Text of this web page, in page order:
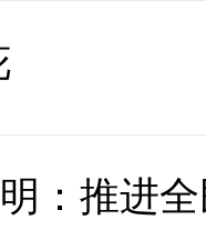
：推进